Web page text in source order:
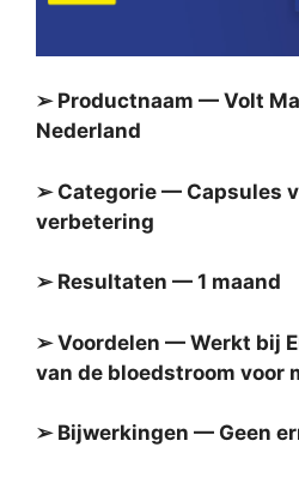
➢ Productnaam — Volt
Nederland
➢ Categorie — Capsules
verbetering
➢ Resultaten — 1 maand
➢ Voordelen — Werkt bij
van de bloedstroom voor
➢ Bijwerkingen — Geen